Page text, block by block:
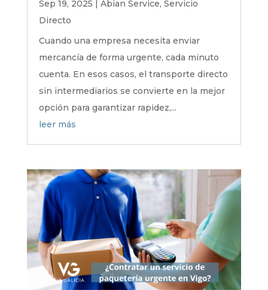
Sep 19, 2025 | Abian Service, Servicio
Directo
Cuando una empresa necesita enviar
mercancía de forma urgente, cada minuto
cuenta. En esos casos, el transporte directo
sin intermediarios se convierte en la mejor
opción para garantizar rapidez,...
leer más